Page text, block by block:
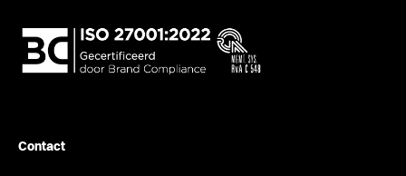
Contact